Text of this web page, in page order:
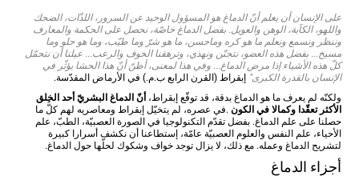
على الإنسان أن يعلم أنّ الدماغ هو المسؤول الوحيد عن السرور، اللذّات، الضحك
واللهو، الكآبة، الوهن والعويل. بفضل الدماغ خاصّة، نحصل على الحكمة والمعارف
وننظر ونسمع ونعلم ما هو كره وماحسن، ما هو شرّ وما طيّب، وما هو حلو وما
مسيخ... بفضل هذه العضو، نتجنّن ونهذي، وترهقنا الخوف والرعب... عيلنا أن نتحمّل
كلّ هذه الأشياء إذا مرض الدماغ... وفي هذا لمعنى، أظنّ أنّ هذا الحشا يؤثّر في
الإنسان بالقدرة الكبرى"إبقراط (القرن الرابع ب.م.) في الأرماض المقدّسة.
ولكنّه لم يعرف ما هو الدماغ بدقة، قد توقّع إبقراط،أنّ الدماغ البشريّ أحد الخلق
الأكثر تعقّدا وكمالا في الكون .في عصره، لم يتخيّل إبقراط ومعاصريه لهم كلُّ ما
حصلنا على علم الدماغ. بفضل تقدّم التكنولوجيا في الصورة العصبيّة، الطبّ، علم
الأحياء، علم النفس والعلوم العصبيّة عامّة، إستطاعنا أن نكشف أسرارا كبيرة
لتشريح الدماغ وعمله. مع ذلك، لا يزال توجد خواف وشكوك لحلّها حول الدماغ.
أجزاء الدماغ